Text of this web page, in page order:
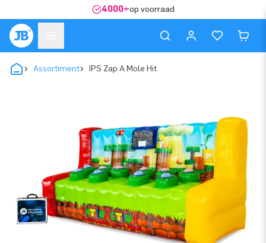
4000+op voorraad
Assortiment IPS Zap A Mole Hit